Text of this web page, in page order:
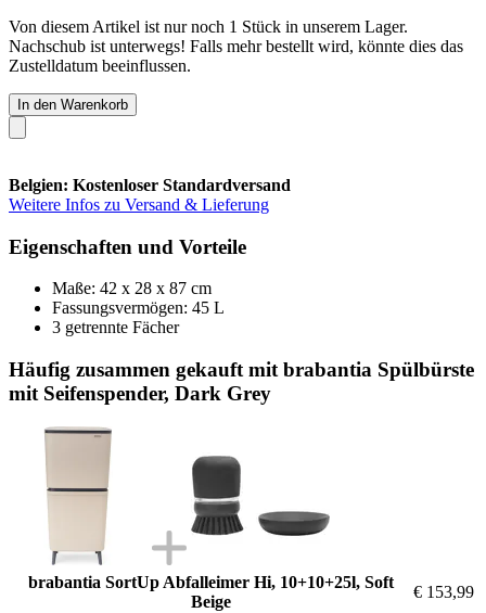
Von diesem Artikel ist nur noch 1 Stück in unserem Lager.
Nachschub ist unterwegs! Falls mehr bestellt wird, könnte dies das
Zustelldatum beeinflussen.
In den Warenkorb
Belgien: Kostenloser Standardversand
Weitere Infos zu Versand & Lieferung
Eigenschaften und Vorteile
Maße: 42 x 28 x 87 cm
Fassungsvermögen: 45 L
3 getrennte Fächer
Häufig zusammen gekauft mit brabantia Spülbürste
mit Seifenspender, Dark Grey
brabantia SortUp Abfalleimer Hi, 10+10+25l, Soft
Beige
€ 153,99